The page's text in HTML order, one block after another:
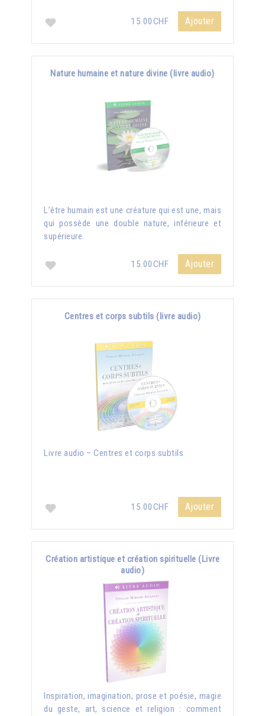
15.00CHF Ajouter
Nature humaine et nature divine (livre audio)
L’être humain est une créature qui est une, mais
qui possède une double nature, inférieure et
supérieure.
15.00CHF Ajouter
Centres et corps subtils (livre audio)
Livre audio – Centres et corps subtils
15.00CHF Ajouter
Création artistique et création spirituelle (Livre
audio)
Inspiration, imagination, prose et poésie, magie
du geste, art, science et religion : comment